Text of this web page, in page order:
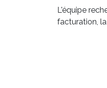
L'équipe
facturation,